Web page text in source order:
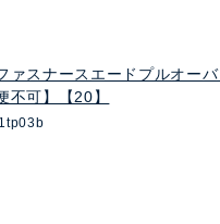
ァスナースエードプルオー
不可】【20】